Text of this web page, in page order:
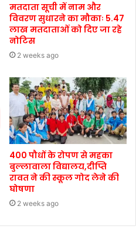
मतदाता सूची में नाम और
विवरण सुधारने का मौकाः 5.47
लाख मतदाताओं को दिए जा रहे
नोटिस
2 weeks ago
400 पौधों के रोपण से महका
बुल्लावाला विद्यालय,दीप्ति
रावत ने की स्कूल गोद लेने की
घोषणा
2 weeks ago